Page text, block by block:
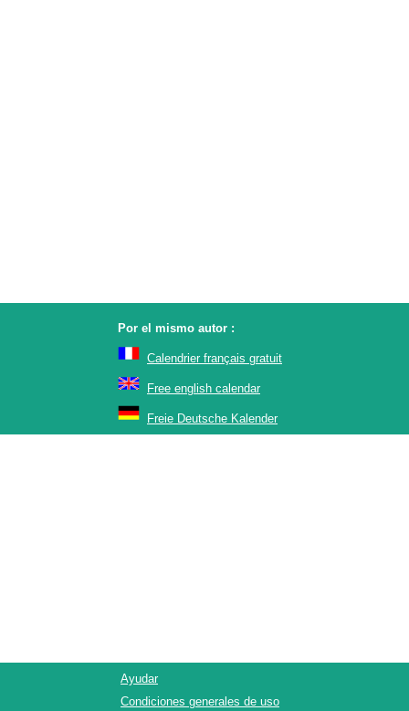
Por el mismo autor :
Calendrier français gratuit
Free english calendar
Freie Deutsche Kalender
Ayudar
Condiciones generales de uso